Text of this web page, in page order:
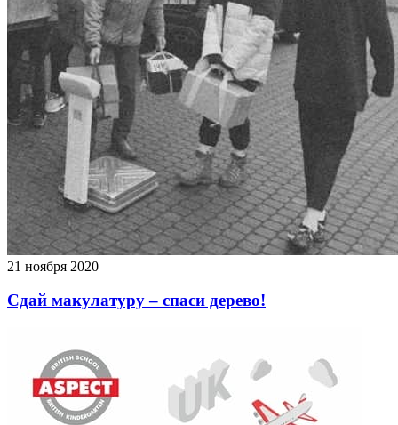
21 ноября 2020
Сдай макулатуру – спаси дерево!